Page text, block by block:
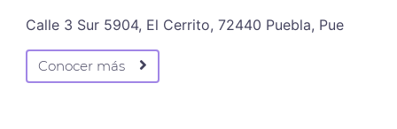
Calle 3 Sur 5904, El Cerrito, 72440 Puebla, Pue
Conocer más